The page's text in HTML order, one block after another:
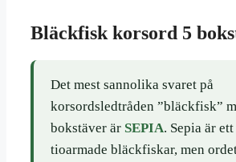
Bläckfisk korsord 5
Det mest sannolika svaret på
korsordsledtråden ”bläckfisk”
bokstäver är SEPIA. Sepia är
tioarmade bläckfiskar, men